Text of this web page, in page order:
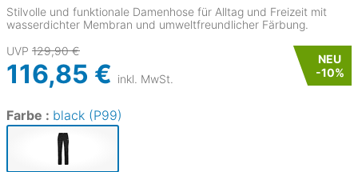
Stilvolle und funktionale Damenhose für Alltag und Freizeit mit
wasserdichter Membran und umweltfreundlicher Färbung.
UVP 129,90 €
116,85 € inkl. MwSt.
NEU
-10%
Farbe : black (P99)